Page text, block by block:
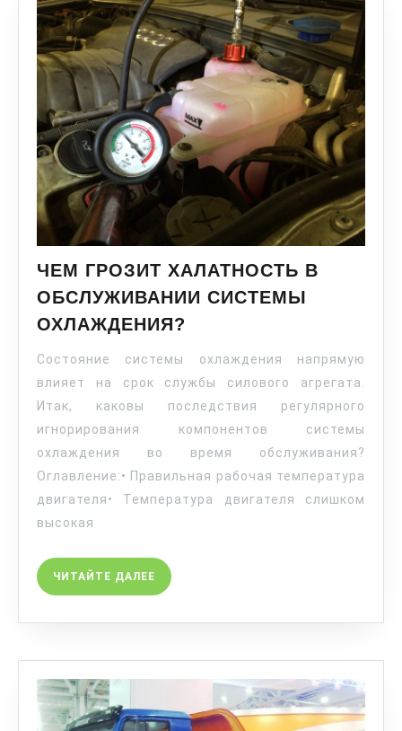
ЧЕМ ГРОЗИТ ХАЛАТНОСТЬ В
ОБСЛУЖИВАНИИ СИСТЕМЫ
ОХЛАЖДЕНИЯ?
Состояние системы охлаждения напрямую
влияет на срок службы силового агрегата.
Итак, каковы последствия регулярного
игнорирования компонентов системы
охлаждения во время обслуживания?
Оглавление:• Правильная рабочая температура
двигателя• Температура двигателя слишком
высокая
ЧИТАЙТЕ ДАЛЕЕ